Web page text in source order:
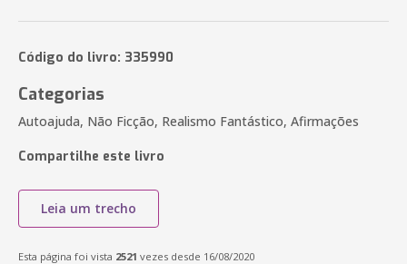
Código do livro: 335990
Categorias
Autoajuda, Não Ficção, Realismo Fantástico, Afirmações
Compartilhe este livro
Leia um trecho
Esta página foi vista 2521 vezes desde 16/08/2020